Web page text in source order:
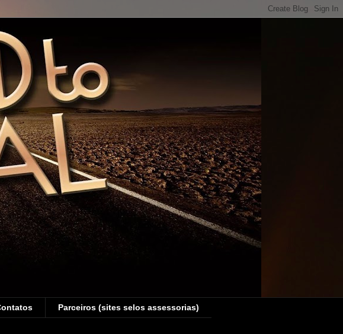
Parceiros (sites selos assessorias)